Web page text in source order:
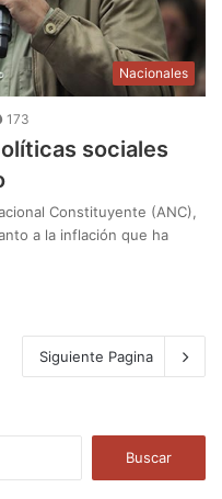
Nacionales
173
sociales
Constituyente (ANC),
a la inflación que ha
Siguiente Pagina